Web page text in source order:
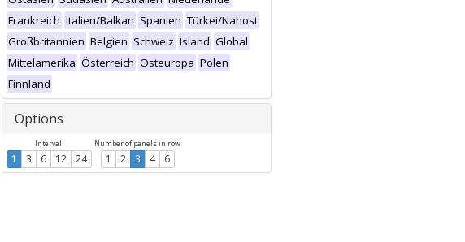
Frankreich Italien/Balkan Spanien Türkei/Nahost
Großbritannien Belgien Schweiz Island Global
Mittelamerika Österreich Osteuropa Polen
Finnland
Options
Intervall
1 3 6 12 24
Number of panels in row
1 2 3 4 6